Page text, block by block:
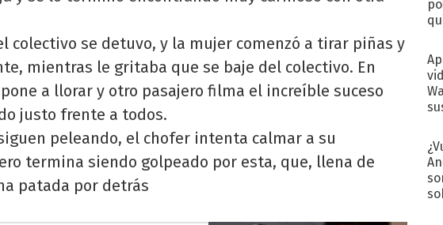
colectivo se detuvo, y la mujer comenzó a tirar piñas y
mientras le gritaba que se baje del colectivo. En
a llorar y otro pasajero filma el increíble suceso
justo frente a todos.
peleando, el chofer intenta calmar a su
termina siendo golpeado por esta, que, llena de
patada por detrás